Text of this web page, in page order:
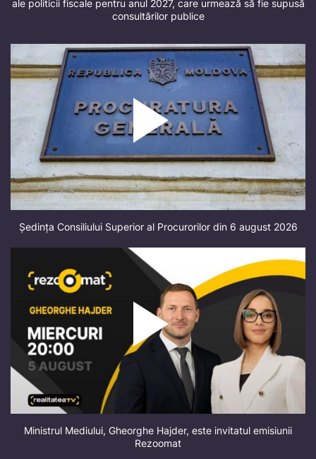
ale politicii fiscale pentru anul 2027, care urmează să fie supusă
consultărilor publice
Ședința Consiliului Superior al Procurorilor din 6 august 2026
Ministrul Mediului, Gheorghe Hajder, este invitatul emisiunii
Rezoomat